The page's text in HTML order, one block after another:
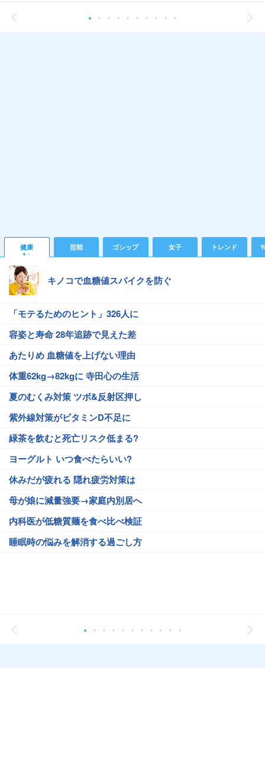
健康 芸能 ゴシップ 女子 トレンド
キノコで血糖値スパイクを防ぐ
「モテるためのヒント」326人に
容姿と寿命 28年追跡で見えた差
あたりめ 血糖値を上げない理由
体重62kg→82kgに 寺田心の生活
夏のむくみ対策 ツボ&反射区押し
紫外線対策がビタミンD不足に
緑茶を飲むと死亡リスク低まる?
ヨーグルト いつ食べたらいい?
休みだが疲れる 隠れ疲労対策は
母が娘に減量強要→家庭内別居へ
内科医が低糖質麺を食べ比べ検証
睡眠時の悩みを解消する過ごし方